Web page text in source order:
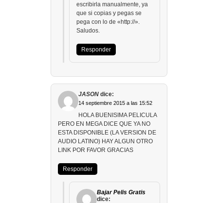
escribirla manualmente, ya
que si copias y pegas se
pega con lo de «http://».
Saludos.
Responder
JASON dice:
14 septiembre 2015 a las 15:52
HOLA BUENISIMA PELICULA
PERO EN MEGA DICE QUE YA NO
ESTA DISPONIBLE (LA VERSION DE
AUDIO LATINO) HAY ALGUN OTRO
LINK POR FAVOR GRACIAS
Responder
Bajar Pelis Gratis
dice: